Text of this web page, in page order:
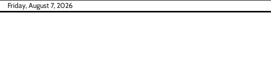
SkipFriday, August 7, 2026